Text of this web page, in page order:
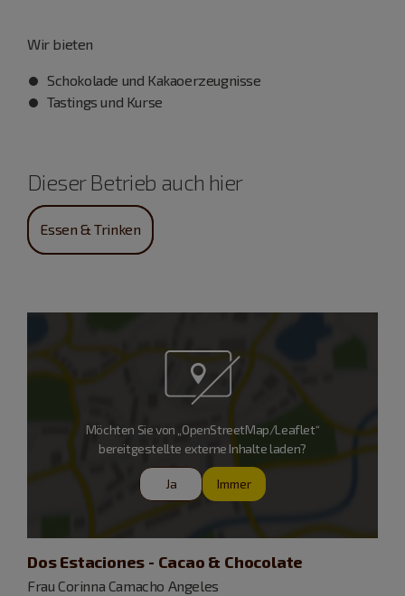
Wir bieten
Schokolade und Kakaoerzeugnisse
Tastings und Kurse
Dieser Betrieb auch hier
Essen & Trinken
Möchten Sie von „OpenStreetMap/Leaflet“
bereitgestellte externe Inhalte laden?
Ja Immer
Dos Estaciones - Cacao & Chocolate
Frau Corinna Camacho Angeles